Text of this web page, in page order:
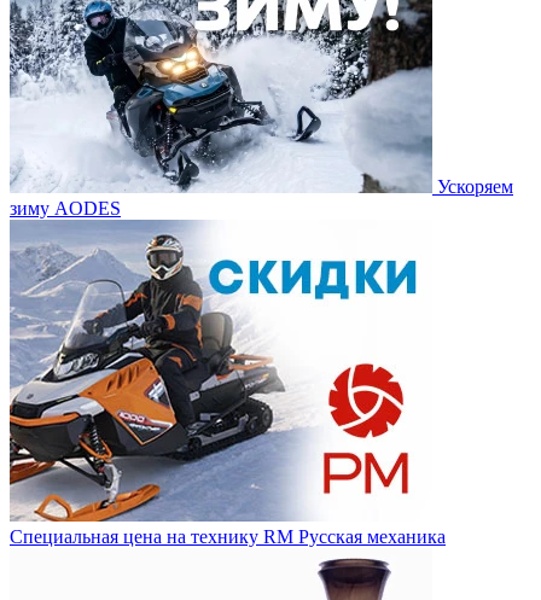
Ускоряем
зиму AODES
Специальная цена на технику RM Русская механика